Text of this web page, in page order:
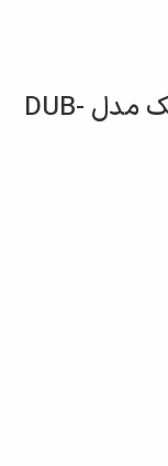
هاب 4 پورت USB 3.0 دی لینک مدل DUB-